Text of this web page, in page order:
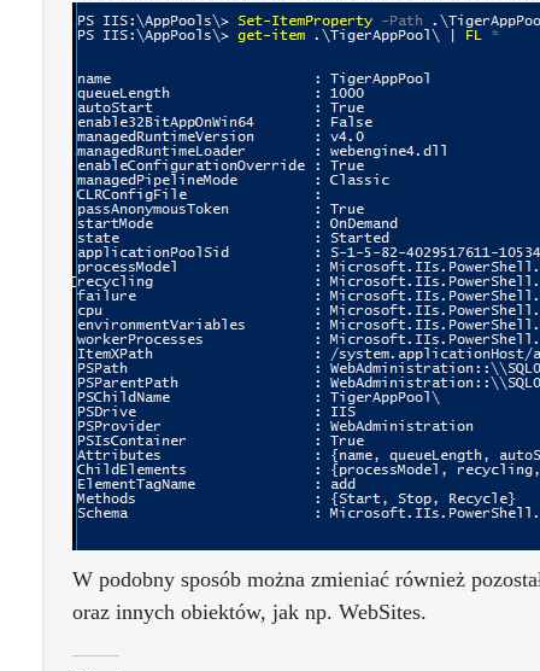
W podobny sposób można zmieniać również
oraz innych obiektów, jak np. WebSites.